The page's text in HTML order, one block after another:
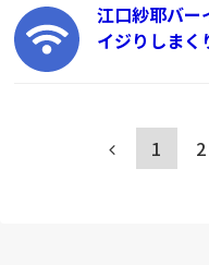
江口紗耶バー
イジりしま
1 2